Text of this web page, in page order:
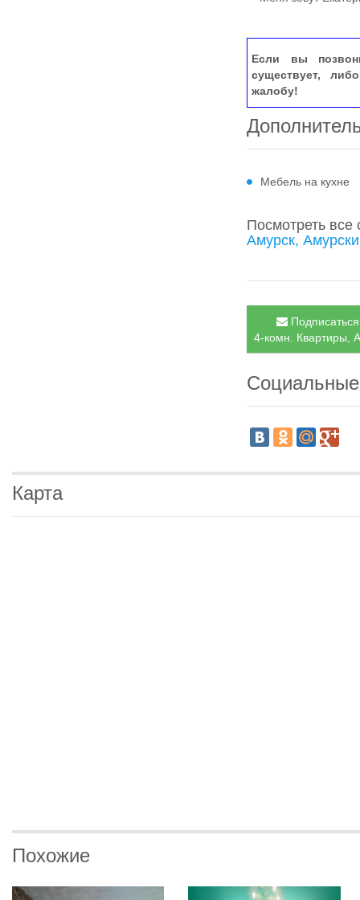
Если вы
существует,
жалобу!
Мебель на кухне
Посмотреть
Амурск,
4-комн. Квартиры,
Карта
Похожие